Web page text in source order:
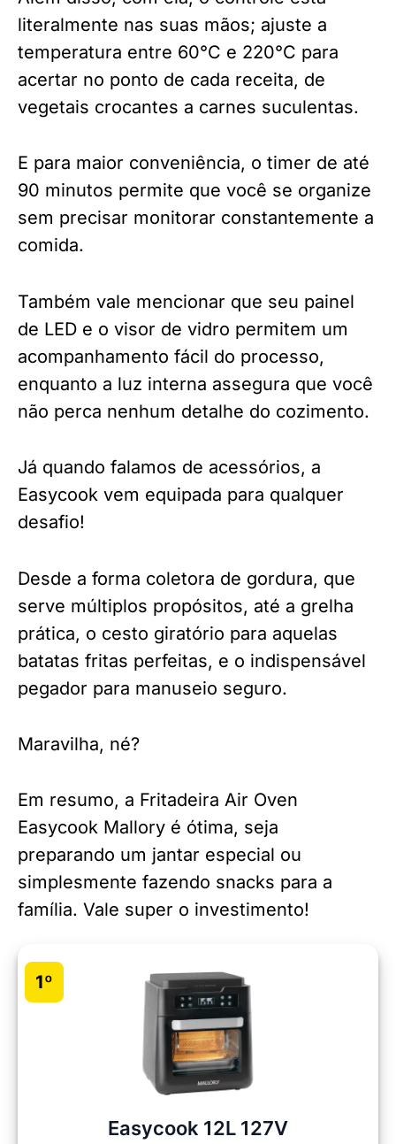
literalmente nas suas mãos; ajuste a
temperatura entre 60°C e 220°C para
acertar no ponto de cada receita, de
vegetais crocantes a carnes suculentas.
E para maior conveniência, o timer de até
90 minutos permite que você se organize
sem precisar monitorar constantemente a
comida.
Também vale mencionar que seu painel
de LED e o visor de vidro permitem um
acompanhamento fácil do processo,
enquanto a luz interna assegura que você
não perca nenhum detalhe do cozimento.
Já quando falamos de acessórios, a
Easycook vem equipada para qualquer
desafio!
Desde a forma coletora de gordura, que
serve múltiplos propósitos, até a grelha
prática, o cesto giratório para aquelas
batatas fritas perfeitas, e o indispensável
pegador para manuseio seguro.
Maravilha, né?
Em resumo, a Fritadeira Air Oven
Easycook Mallory é ótima, seja
preparando um jantar especial ou
simplesmente fazendo snacks para a
família. Vale super o investimento!
1º
Easycook 12L 127V